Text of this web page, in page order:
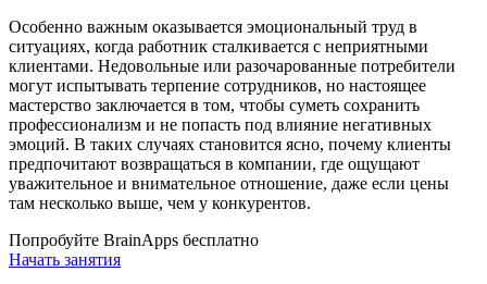
Особенно важным оказывается эмоциональный труд в
ситуациях, когда работник сталкивается с неприятными
клиентами. Недовольные или разочарованные потребители
могут испытывать терпение сотрудников, но настоящее
мастерство заключается в том, чтобы суметь сохранить
профессионализм и не попасть под влияние негативных
эмоций. В таких случаях становится ясно, почему клиенты
предпочитают возвращаться в компании, где ощущают
уважительное и внимательное отношение, даже если цены
там несколько выше, чем у конкурентов.
Попробуйте BrainApps бесплатно
Начать занятия